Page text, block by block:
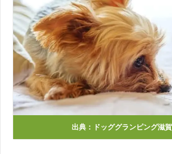
出典： ドッググランピング滋